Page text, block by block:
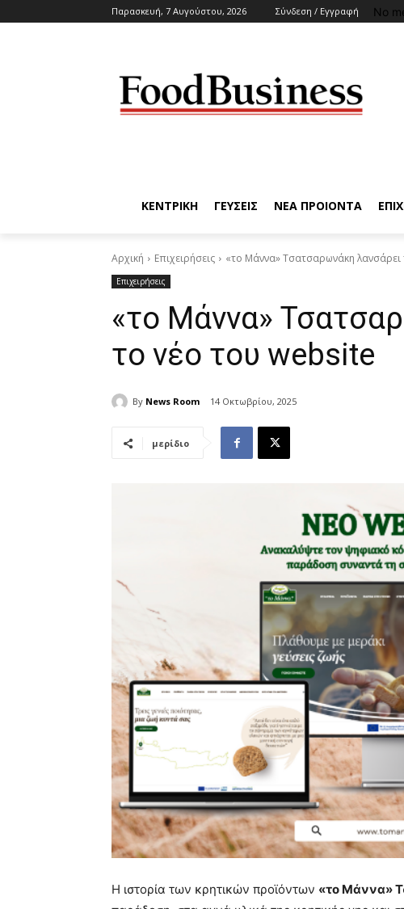
Παρασκευή, 7 Αυγούστου, 2026 Σύνδεση / Εγγραφή No
ΚΕΝΤΡΙΚΗ ΓΕΥΣΕΙΣ ΝΕΑ ΠΡΟΙΟΝΤΑ
Αρχική Επιχειρήσεις «το Μάννα» Τσατσαρωνάκη λανσάρει
Επιχειρήσεις
«το Μάννα»
το νέο του website
By News Room 14 Οκτωβρίου, 2025
μερίδιο
Η ιστορία των κρητικών προϊόντων «το Μάννα»